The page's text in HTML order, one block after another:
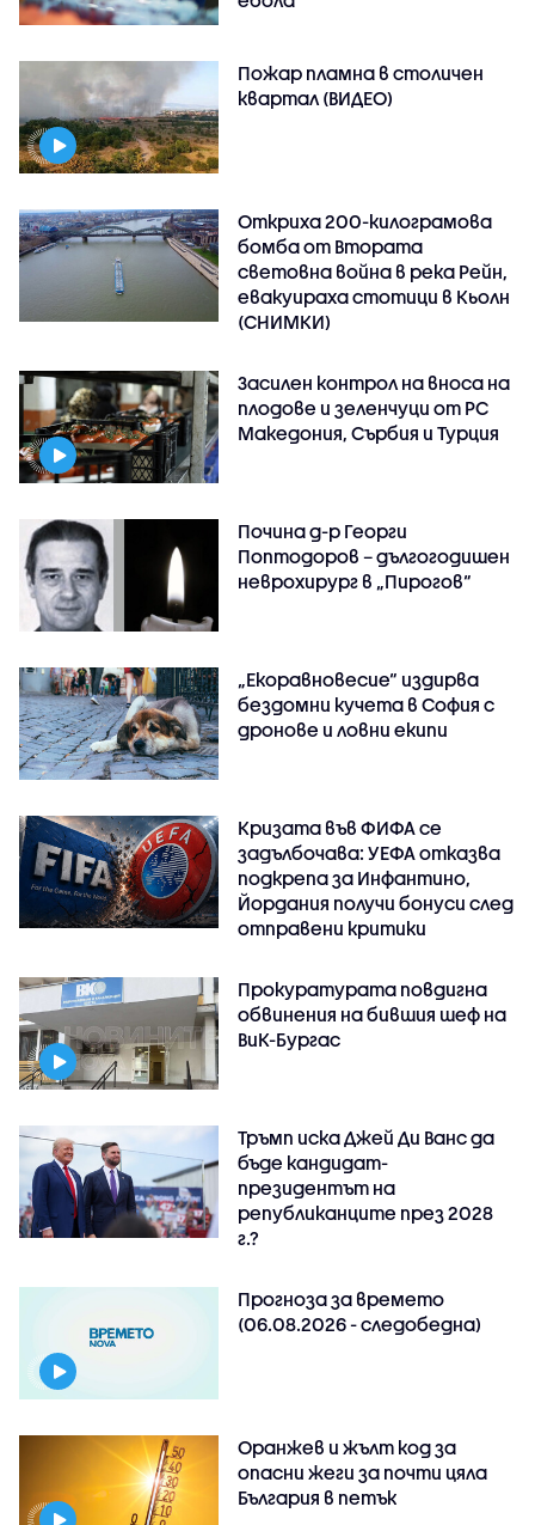
Пожар пламна в столичен
квартал (ВИДЕО)
Откриха 200-килограмова
бомба от Втората
световна война в река Рейн,
евакуираха стотици в Кьолн
(СНИМКИ)
Засилен контрол на вноса на
плодове и зеленчуци от РС
Македония, Сърбия и Турция
Почина д-р Георги
Поптодоров – дългогодишен
неврохирург в „Пирогов“
„Екоравновесие“ издирва
бездомни кучета в София с
дронове и ловни екипи
Кризата във ФИФА се
задълбочава: УЕФА отказва
подкрепа за Инфантино,
Йордания получи бонуси след
отправени критики
Прокуратурата повдигна
обвинения на бившия шеф на
ВиК-Бургас
Тръмп иска Джей Ди Ванс да
бъде кандидат-
президентът на
републиканците през 2028
г.?
Прогноза за времето
(06.08.2026 - следобедна)
Оранжев и жълт код за
опасни жеги за почти цяла
България в петък